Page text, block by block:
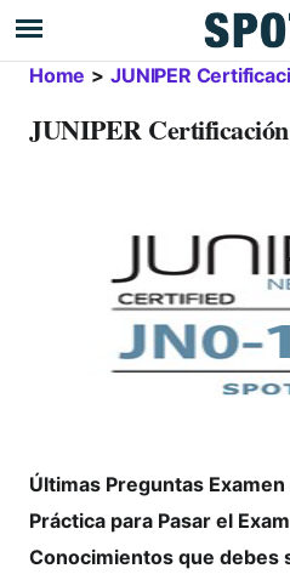
Home > JUNIPER
JUNIPER Certificación
Últimas Preguntas Examen
Práctica para Pasar el
Conocimientos que debes